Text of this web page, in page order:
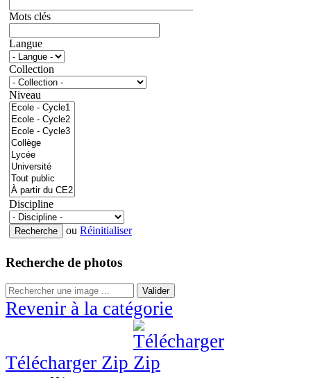
Mots clés
Langue
Collection
Niveau
Discipline
ou Réinitialiser
Recherche de photos
Valider
Revenir à la catégorie
Télécharger Zip